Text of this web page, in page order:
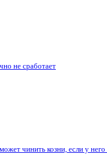
не сработает
чинить козни, если у